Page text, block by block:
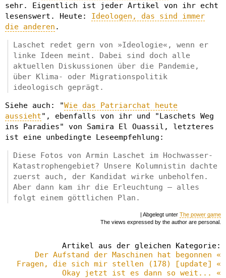
sehr. Eigentlich ist jeder Artikel von ihr echt
lesenswert. Heute: Ideologen, das sind immer
die anderen .
Laschet redet gern von »Ideologie«, wenn er
linke Ideen meint. Dabei sind doch alle
aktuellen Diskussionen über die Pandemie,
über Klima- oder Migrationspolitik
ideologisch geprägt.
Siehe auch: "Wie das Patriarchat heute
aussieht", ebenfalls von ihr und "Laschets Weg
ins Paradies" von Samira El Ouassil, letzteres
ist eine unbedingte Leseempfehlung:
Diese Fotos von Armin Laschet im Hochwasser-
Katastrophengebiet? Unsere Kolumnistin dachte
zuerst auch, der Kandidat wirke unbeholfen.
Aber dann kam ihr die Erleuchtung – alles
folgt einem göttlichen Plan.
| Abgelegt unter The power game
The views expressed by the author are personal.
Artikel aus der gleichen Kategorie:
Der Aufstand der Maschinen hat begonnen «
Fragen, die sich mir stellen (178) [update] «
Okay jetzt ist es dann so weit... «